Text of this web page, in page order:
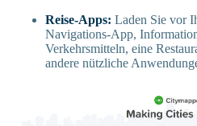
Reise-Apps: Laden Sie vor
Navigations-App,
Verkehrsmitteln, eine
andere nützliche